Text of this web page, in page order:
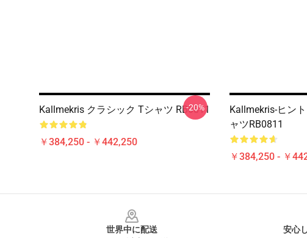
Kallmekris クラシック Tシャツ RB0811
￥384,250 - ￥442,250
-20%
Kallmekris-ヒン
ャツRB0811
￥384,250 - ￥
世界中に配送
安心